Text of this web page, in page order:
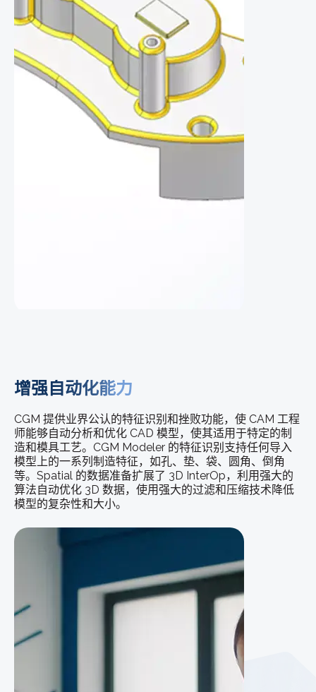
增强自动化能力
CGM 提供业界公认的特征识别和挫败功能，使 CAM 工程
师能够自动分析和优化 CAD 模型，使其适用于特定的制
造和模具工艺。CGM Modeler 的特征识别支持任何导入
模型上的一系列制造特征，如孔、垫、袋、圆角、倒角
等。Spatial 的数据准备扩展了 3D InterOp，利用强大的
算法自动优化 3D 数据，使用强大的过滤和压缩技术降低
模型的复杂性和大小。